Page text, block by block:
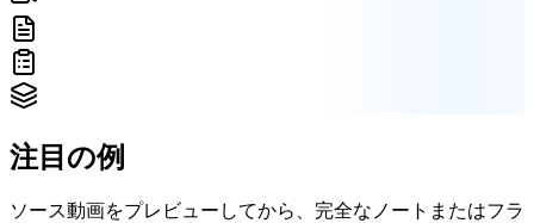
注目の例
ソース動画をプレビューしてから、完全なノートまたはフラ